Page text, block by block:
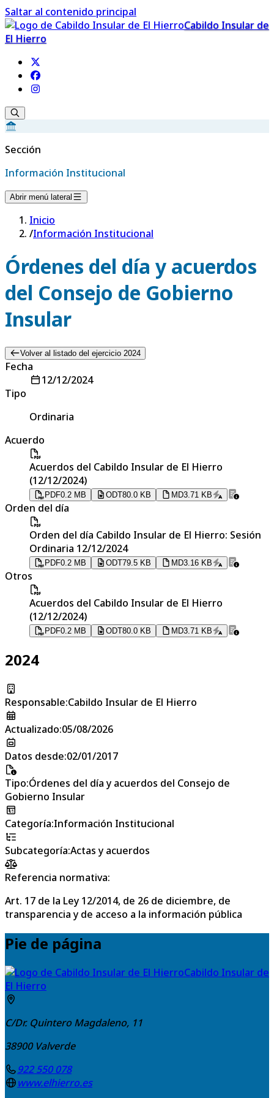
Saltar al contenido principal
Cabildo Insular de
El Hierro
Sección
Información Institucional
Abrir menú lateral
Inicio
/Información Institucional
Órdenes del día y acuerdos
del Consejo de Gobierno
Insular
Volver al listado del ejercicio 2024
Fecha
12/12/2024
Tipo
Ordinaria
Acuerdo
Acuerdos del Cabildo Insular de El Hierro
(12/12/2024)
PDF0.2 MB ODT80.0 KB MD3.71 KB
Orden del día
Orden del día Cabildo Insular de El Hierro: Sesión
Ordinaria 12/12/2024
PDF0.2 MB ODT79.5 KB MD3.16 KB
Otros
Acuerdos del Cabildo Insular de El Hierro
(12/12/2024)
PDF0.2 MB ODT80.0 KB MD3.71 KB
2024
Responsable:Cabildo Insular de El Hierro
Actualizado:05/08/2026
Datos desde:02/01/2017
Tipo:Órdenes del día y acuerdos del Consejo de
Gobierno Insular
Categoría:Información Institucional
Subcategoría:Actas y acuerdos
Referencia normativa:
Art. 17 de la Ley 12/2014, de 26 de diciembre, de
transparencia y de acceso a la información pública
Pie de página
Cabildo Insular de
El Hierro
C/Dr. Quintero Magdaleno, 11
38900 Valverde
922 550 078
www.elhierro.es